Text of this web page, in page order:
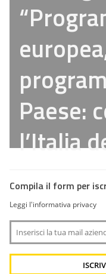
Paese:
l’Italia
Compila il form per
Leggi l'informativa privacy